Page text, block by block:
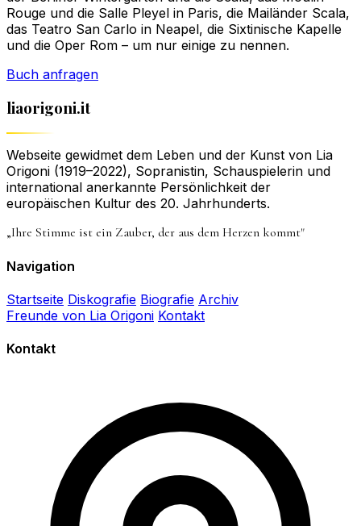
Rouge und die Salle Pleyel in Paris, die Mailänder Scala,
das Teatro San Carlo in Neapel, die Sixtinische Kapelle
und die Oper Rom – um nur einige zu nennen.
Buch anfragen
liaorigoni.it
Webseite gewidmet dem Leben und der Kunst von Lia
Origoni (1919–2022), Sopranistin, Schauspielerin und
international anerkannte Persönlichkeit der
europäischen Kultur des 20. Jahrhunderts.
„Ihre Stimme ist ein Zauber, der aus dem Herzen kommt"
Navigation
Startseite Diskografie Biografie Archiv
Freunde von Lia Origoni Kontakt
Kontakt